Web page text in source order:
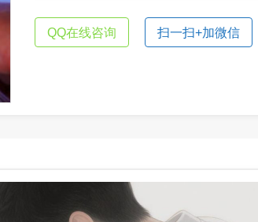
QQ在线咨询 扫一扫+加微信